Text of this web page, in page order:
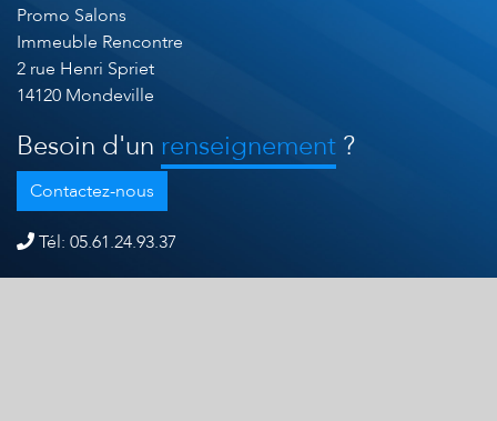
Promo Salons
Immeuble Rencontre
2 rue Henri Spriet
14120 Mondeville
Besoin d'un renseignement ?
Contactez-nous
Tél: 05.61.24.93.37